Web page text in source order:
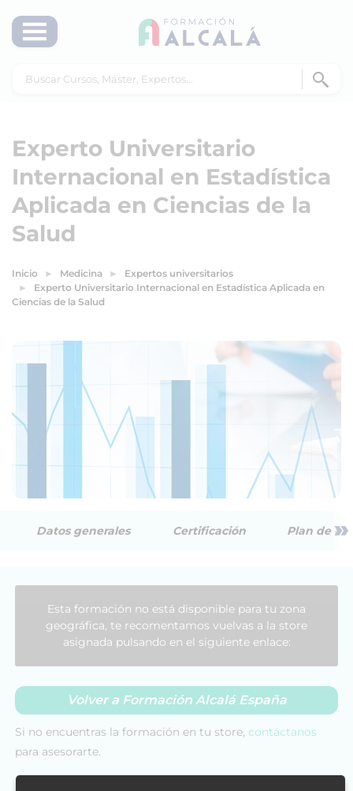
Experto Universitario
Internacional en Estadística
Aplicada en Ciencias de la
Salud
Inicio Medicina
Expertos universitarios
Experto Universitario Internacional en Estadística Aplicada en
Ciencias de la Salud
Datos generales Certificación Plan de »
Esta formación no está disponible para tu zona
geográfica, te recomentamos vuelvas a la store
asignada pulsando en el siguiente enlace:
Volver a Formación Alcalá España
Si no encuentras la formación en tu store, contáctanos
para asesorarte.